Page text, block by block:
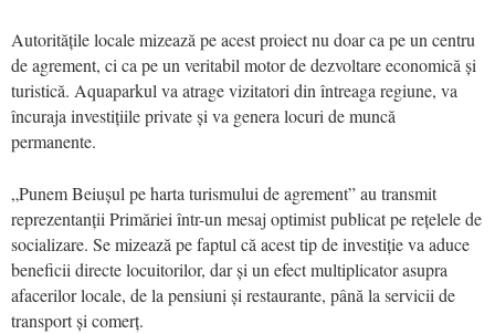
Autoritățile locale mizează pe acest proiect nu doar ca pe un centru
de agrement, ci ca pe un veritabil motor de dezvoltare economică și
turistică. Aquaparkul va atrage vizitatori din întreaga regiune, va
încuraja investițiile private și va genera locuri de muncă
permanente.
„Punem Beiușul pe harta turismului de agrement” au transmit
reprezentanții Primăriei într-un mesaj optimist publicat pe rețelele de
socializare. Se mizează pe faptul că acest tip de investiție va aduce
beneficii directe locuitorilor, dar și un efect multiplicator asupra
afacerilor locale, de la pensiuni și restaurante, până la servicii de
transport și comerț.